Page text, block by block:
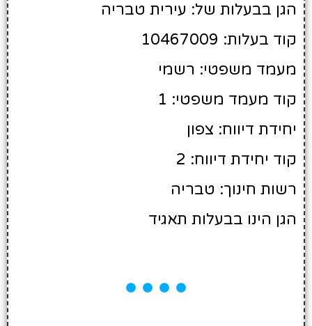
הגן בבעלות של: עירית טבריה
קוד בעלות: 10467009
מעמד משפטי: רשמי
קוד מעמד משפטי: 1
יחידת דיווח: צפון
קוד יחידת דיווח: 2
רשות חינוך: טבריה
הגן הינו בבעלות תאגיד